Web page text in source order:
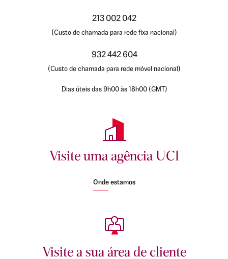
213 002 042
(Custo de chamada para rede fixa nacional)
932 442 604
(Custo de chamada para rede móvel nacional)
Dias úteis das 9h00 às 18h00 (GMT)
Visite uma agência UCI
Onde estamos
Visite a sua área de cliente